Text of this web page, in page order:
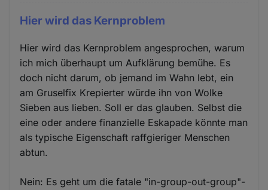
Hier wird das Kernproblem
Hier wird das Kernproblem angesprochen, warum
ich mich überhaupt um Aufklärung bemühe. Es
doch nicht darum, ob jemand im Wahn lebt, ein
am Gruselfix Krepierter würde ihn von Wolke
Sieben aus lieben. Soll er das glauben. Selbst die
eine oder andere finanzielle Eskapade könnte man
als typische Eigenschaft raffgieriger Menschen
abtun.
Nein: Es geht um die fatale "in-group-out-group"-